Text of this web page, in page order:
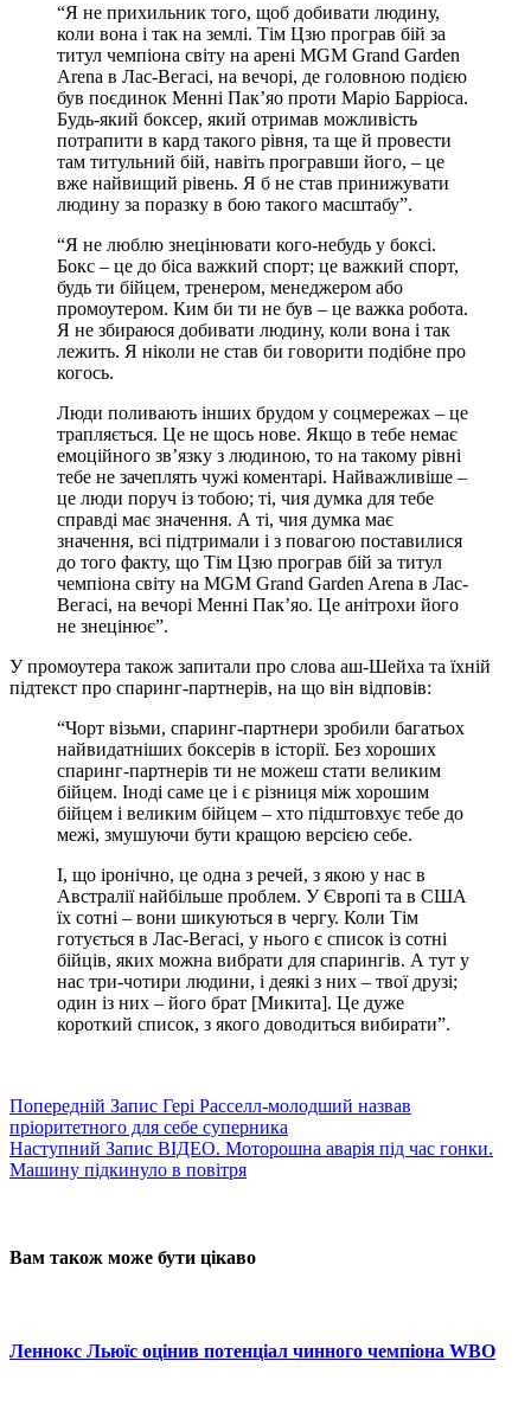
“Я не прихильник того, щоб добивати людину,
коли вона і так на землі. Тім Цзю програв бій за
титул чемпіона світу на арені MGM Grand Garden
Arena в Лас-Вегасі, на вечорі, де головною подією
був поєдинок Менні Пак’яо проти Маріо Барріоса.
Будь-який боксер, який отримав можливість
потрапити в кард такого рівня, та ще й провести
там титульний бій, навіть програвши його, – це
вже найвищий рівень. Я б не став принижувати
людину за поразку в бою такого масштабу”.
“Я не люблю знецінювати кого-небудь у боксі.
Бокс – це до біса важкий спорт; це важкий спорт,
будь ти бійцем, тренером, менеджером або
промоутером. Ким би ти не був – це важка робота.
Я не збираюся добивати людину, коли вона і так
лежить. Я ніколи не став би говорити подібне про
когось.
Люди поливають інших брудом у соцмережах – це
трапляється. Це не щось нове. Якщо в тебе немає
емоційного зв’язку з людиною, то на такому рівні
тебе не зачеплять чужі коментарі. Найважливіше –
це люди поруч із тобою; ті, чия думка для тебе
справді має значення. А ті, чия думка має
значення, всі підтримали і з повагою поставилися
до того факту, що Тім Цзю програв бій за титул
чемпіона світу на MGM Grand Garden Arena в Лас-
Вегасі, на вечорі Менні Пак’яо. Це анітрохи його
не знецінює”.
У промоутера також запитали про слова аш-Шейха та їхній
підтекст про спаринг-партнерів, на що він відповів:
“Чорт візьми, спаринг-партнери зробили багатьох
найвидатніших боксерів в історії. Без хороших
спаринг-партнерів ти не можеш стати великим
бійцем. Іноді саме це і є різниця між хорошим
бійцем і великим бійцем – хто підштовхує тебе до
межі, змушуючи бути кращою версією себе.
І, що іронічно, це одна з речей, з якою у нас в
Австралії найбільше проблем. У Європі та в США
їх сотні – вони шикуються в чергу. Коли Тім
готується в Лас-Вегасі, у нього є список із сотні
бійців, яких можна вибрати для спарингів. А тут у
нас три-чотири людини, і деякі з них – твої друзі;
один із них – його брат [Микита]. Це дуже
короткий список, з якого доводиться вибирати”.
Попередній Запис Гері Расселл-молодший назвав
пріоритетного для себе суперника
Наступний Запис ВІДЕО. Моторошна аварія під час гонки.
Машину підкинуло в повітря
Вам також може бути цікаво
Леннокс Льюїс оцінив потенціал чинного чемпіона WBO